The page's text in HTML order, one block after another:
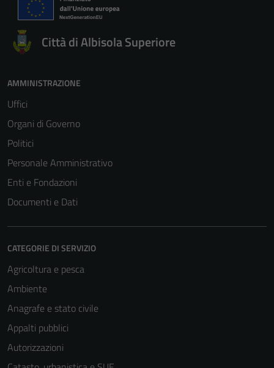
Città di Albisola Superiore
AMMINISTRAZIONE
Uffici
Organi di Governo
Politici
Personale Amministrativo
Enti e Fondazioni
Documenti e Dati
CATEGORIE DI SERVIZIO
Agricoltura e pesca
Ambiente
Anagrafe e stato civile
Appalti pubblici
Autorizzazioni